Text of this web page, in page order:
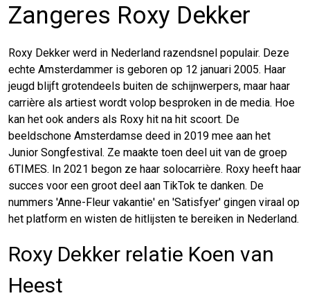
Zangeres Roxy Dekker
Roxy Dekker werd in Nederland razendsnel populair. Deze
echte Amsterdammer is geboren op 12 januari 2005. Haar
jeugd blijft grotendeels buiten de schijnwerpers, maar haar
carrière als artiest wordt volop besproken in de media. Hoe
kan het ook anders als Roxy hit na hit scoort. De
beeldschone Amsterdamse deed in 2019 mee aan het
Junior Songfestival. Ze maakte toen deel uit van de groep
6TIMES. In 2021 begon ze haar solocarrière. Roxy heeft haar
succes voor een groot deel aan TikTok te danken. De
nummers 'Anne-Fleur vakantie' en 'Satisfyer' gingen viraal op
het platform en wisten de hitlijsten te bereiken in Nederland.
Roxy Dekker relatie Koen van
Heest